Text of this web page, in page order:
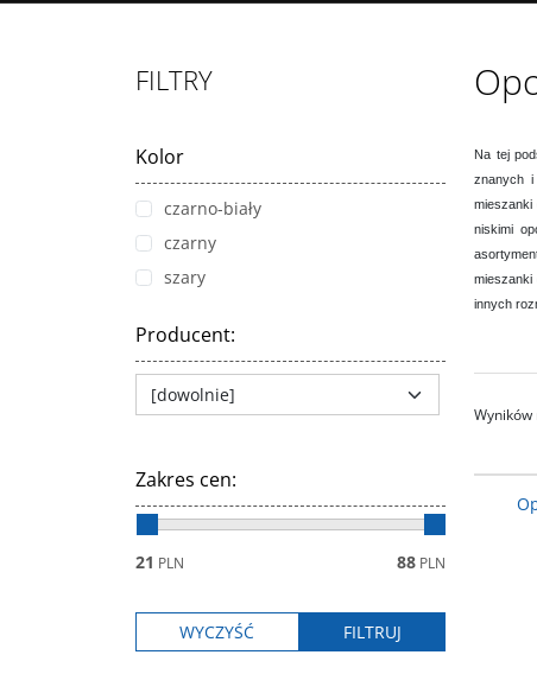
Na tej
znanych i
mieszanki
niskimi
mieszanki
innych
FILTRY
Kolor
czarno-biały
czarny
szary
Producent:
Zakres cen:
21 PLN 88 PLN